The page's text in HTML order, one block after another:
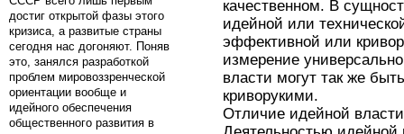
достиг открытой фазы этого
кризиса, а развитые страны
сегодня нас догоняют. Поняв
это, занялся разработкой
проблем мировоззренческой
ориентации вообще и
идейного обеспечения
общественного развития в
качественном. В
идейной или
эффективной или
измерение
власти могут так же
криворукими.
Отличие идейной